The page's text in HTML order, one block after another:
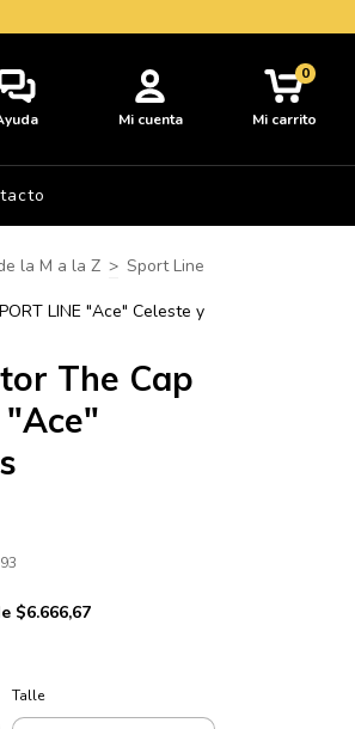
Mi cuenta Mi carrito
0
la M a la Z > Sport Line
LINE "Ace" Celeste y
The Cap
"Ace"
$6.666,67
Talle